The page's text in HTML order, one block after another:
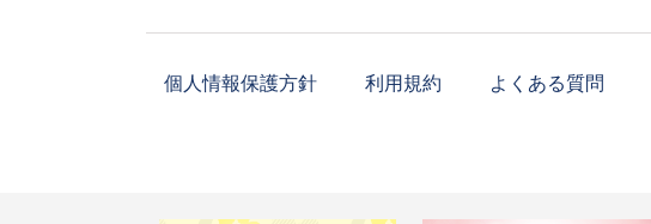
個人情報保護方針 利用規約 よくある質問